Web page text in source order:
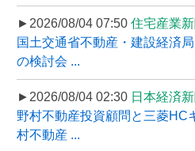
►2026/08/04 07:50 住宅産業
国土交通省不動産・建設経済
の検討会 ...
►2026/08/04 02:30 日本経済
野村不動産投資顧問と三菱HC
村不動産 ...